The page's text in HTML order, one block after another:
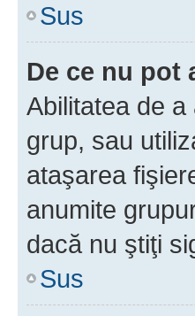
Sus
De ce nu pot
Abilitatea de
grup, sau
ataşarea
anumite
dacă nu ştiţi
Sus